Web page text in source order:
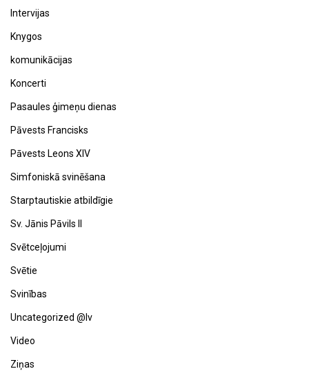
Intervijas
Knygos
komunikācijas
Koncerti
Pasaules ģimeņu dienas
Pāvests Francisks
Pāvests Leons XIV
Simfoniskā svinēšana
Starptautiskie atbildīgie
Sv. Jānis Pāvils II
Svētceļojumi
Svētie
Svinības
Uncategorized @lv
Video
Ziņas